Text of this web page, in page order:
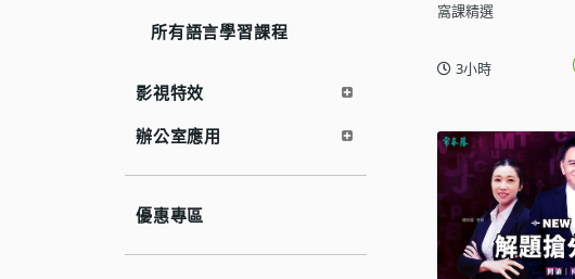
所有語言學習課程
影視特效
辦公室應用
優惠專區
窩課精選
3小時